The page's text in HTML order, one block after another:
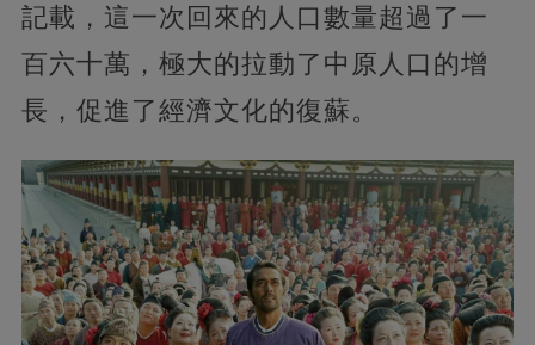
記載，這一次回來的人口數量超過了一
百六十萬，極大的拉動了中原人口的增
長，促進了經濟文化的復蘇。